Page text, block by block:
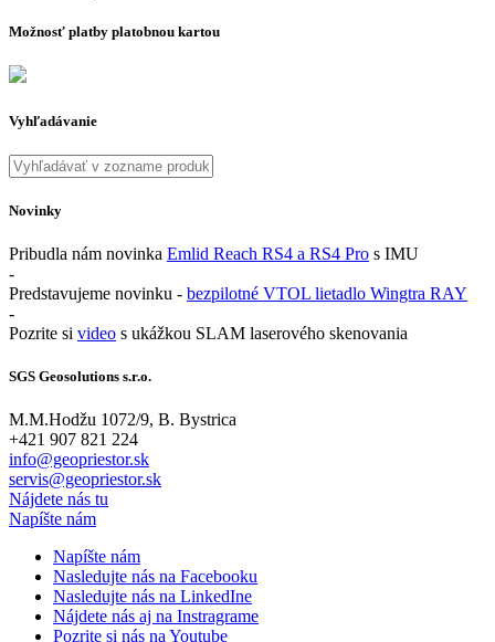
Možnosť platby platobnou kartou
Vyhľadávanie
Novinky
Pribudla nám novinka Emlid Reach RS4 a RS4 Pro s IMU
-
Predstavujeme novinku - bezpilotné VTOL lietadlo Wingtra RAY
-
Pozrite si video s ukážkou SLAM laserového skenovania
SGS Geosolutions s.r.o.
M.M.Hodžu 1072/9, B. Bystrica
+421 907 821 224
info@geopriestor.sk
servis@geopriestor.sk
Nájdete nás tu
Napíšte nám
Napíšte nám
Nasledujte nás na Facebooku
Nasledujte nás na LinkedIne
Nájdete nás aj na Instragrame
Pozrite si nás na Youtube